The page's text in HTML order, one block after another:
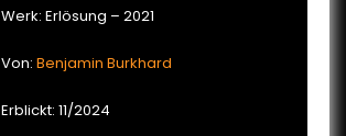
Werk: Erlösung – 2021
Von: Benjamin Burkhard
Erblickt: 11/2024